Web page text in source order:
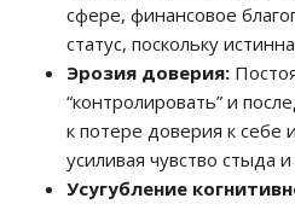
сфере, финансовое
статус, поскольку
Эрозия доверия:
“контролировать” и
к потере доверия к себе
усиливая чувство стыда
Усугубление